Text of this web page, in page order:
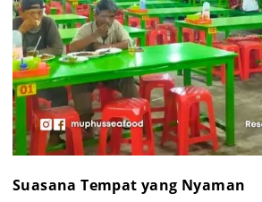
Suasana Tempat yang Nyaman